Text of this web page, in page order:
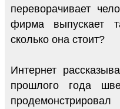
переворачивает
фирма выпускает
сколько она стоит?
Интернет
прошлого года